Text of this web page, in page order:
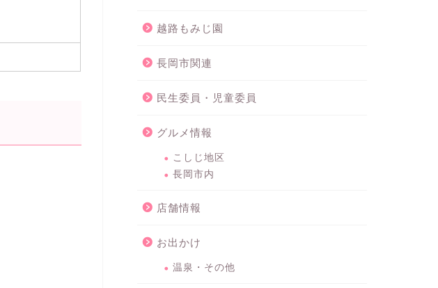
越路もみじ園
長岡市関連
民生委員・児童委員
グルメ情報
こしじ地区
長岡市内
店舗情報
お出かけ
温泉・その他